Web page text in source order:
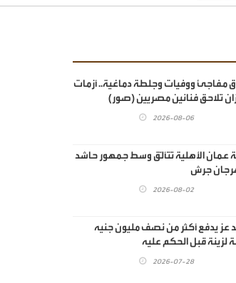
مفاجئ ووفيات وجلطة دماغية.. أزمات
تلاحق فنانين مصريين (صور)
2026-08-06
عمان الأهلية تتألّق وسط جمهور حاشد
جرش
2026-08-02
عز يدفع أكثر من نصف مليون جنيه
لزينة قبل الحكم عليه
2026-07-28